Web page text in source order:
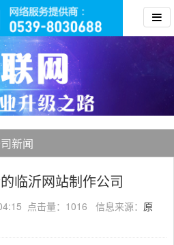
新闻
临沂网站制作公司
点击量：1016 信息来源： 原